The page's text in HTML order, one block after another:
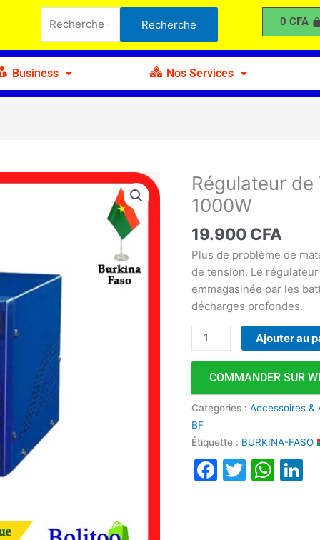
pour :
Recherche 0 CFA
Business Nos Services
Régulateur
1000W
19.900 CFA
Plus de problème de
de tension. Le
emmagasinée par les
décharges profondes.
quantité
de
Régulateur
de
Tension
Automatique
Ajouter au
COMMANDER SUR
Catégories :Accessoires &
BF
Étiquette : BURKINA-FASO
Facebook
Twitter
1000W